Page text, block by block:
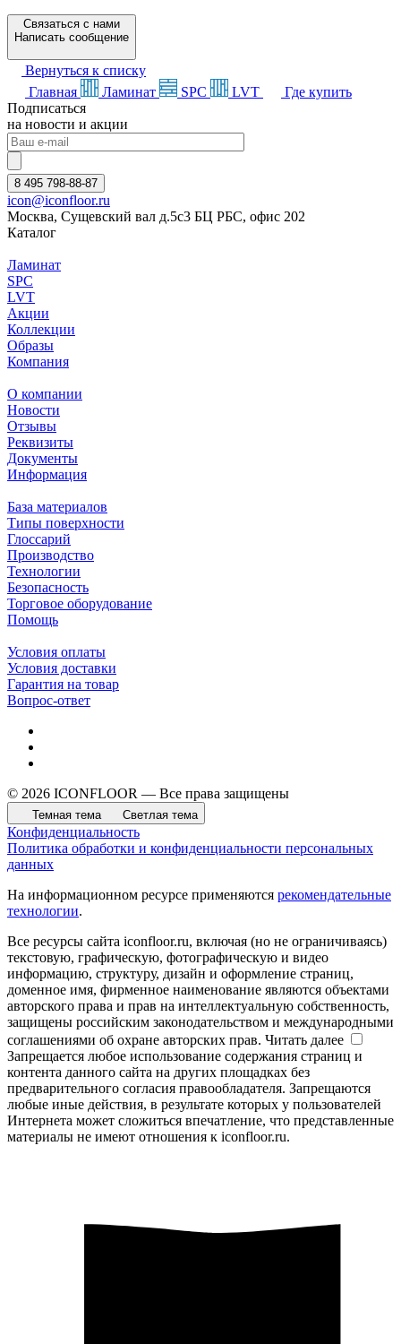
Связаться с нами
Написать сообщение
Вернуться к списку
Главная
Ламинат SPC LVT
Где купить
Подписаться
на новости и акции
8 495 798-88-87
icon@iconfloor.ru
Москва, Сущевский вал д.5с3 БЦ РБС, офис 202
Каталог
Ламинат
SPC
LVT
Акции
Коллекции
Образы
Компания
О компании
Новости
Отзывы
Реквизиты
Документы
Информация
База материалов
Типы поверхности
Глоссарий
Производство
Технологии
Безопасность
Торговое оборудование
Помощь
Условия оплаты
Условия доставки
Гарантия на товар
Вопрос-ответ
© 2026 ICONFLOOR — Все права защищены
Темная тема Светлая тема
Конфиденциальность
Политика обработки и конфиденциальности персональных
данных
На информационном ресурсе применяются рекомендательные
технологии.
Все ресурсы сайта iconfloor.ru, включая (но не ограничиваясь)
текстовую, графическую, фотографическую и видео
информацию, структуру, дизайн и оформление страниц,
доменное имя, фирменное наименование являются объектами
авторского права и прав на интеллектуальную собственность,
защищены российским законодательством и международными
соглашениями об охране авторских прав. Читать далее
Запрещается любое использование содержания страниц и
контента данного сайта на других площадках без
предварительного согласия правообладателя. Запрещаются
любые иные действия, в результате которых у пользователей
Интернета может сложиться впечатление, что представленные
материалы не имеют отношения к iconfloor.ru.